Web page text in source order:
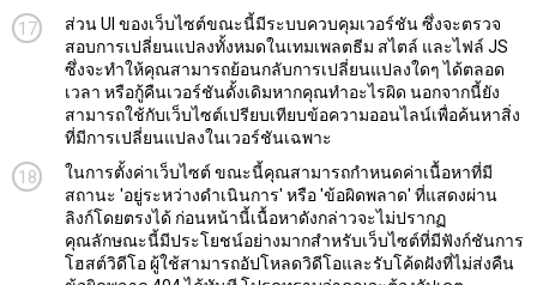
ส่วน UI ของเว็บไซต์ขณะนี้มีระบบควบคุมเวอร์ชัน ซึ่งจะตรวจ
สอบการเปลี่ยนแปลงทั้งหมดในเทมเพลตธีม สไตล์ และไฟล์ JS
ซึ่งจะทำให้คุณสามารถย้อนกลับการเปลี่ยนแปลงใดๆ ได้ตลอด
เวลา หรือกู้คืนเวอร์ชันดั้งเดิมหากคุณทำอะไรผิด นอกจากนี้ยัง
สามารถใช้กับเว็บไซต์เปรียบเทียบข้อความออนไลน์เพื่อค้นหาสิ่ง
ที่มีการเปลี่ยนแปลงในเวอร์ชันเฉพาะ
ในการตั้งค่าเว็บไซต์ ขณะนี้คุณสามารถกำหนดค่าเนื้อหาที่มี
สถานะ 'อยู่ระหว่างดำเนินการ' หรือ 'ข้อผิดพลาด' ที่แสดงผ่าน
ลิงก์โดยตรงได้ ก่อนหน้านี้เนื้อหาดังกล่าวจะไม่ปรากฏ
คุณลักษณะนี้มีประโยชน์อย่างมากสำหรับเว็บไซต์ที่มีฟังก์ชันการ
โฮสต์วิดีโอ ผู้ใช้สามารถอัปโหลดวิดีโอและรับโค้ดฝังที่ไม่ส่งคืน